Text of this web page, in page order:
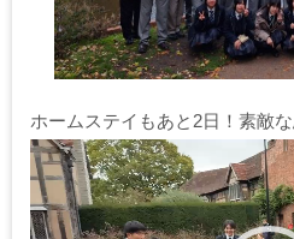
ホームステイもあと2日！素敵
動
画
プ